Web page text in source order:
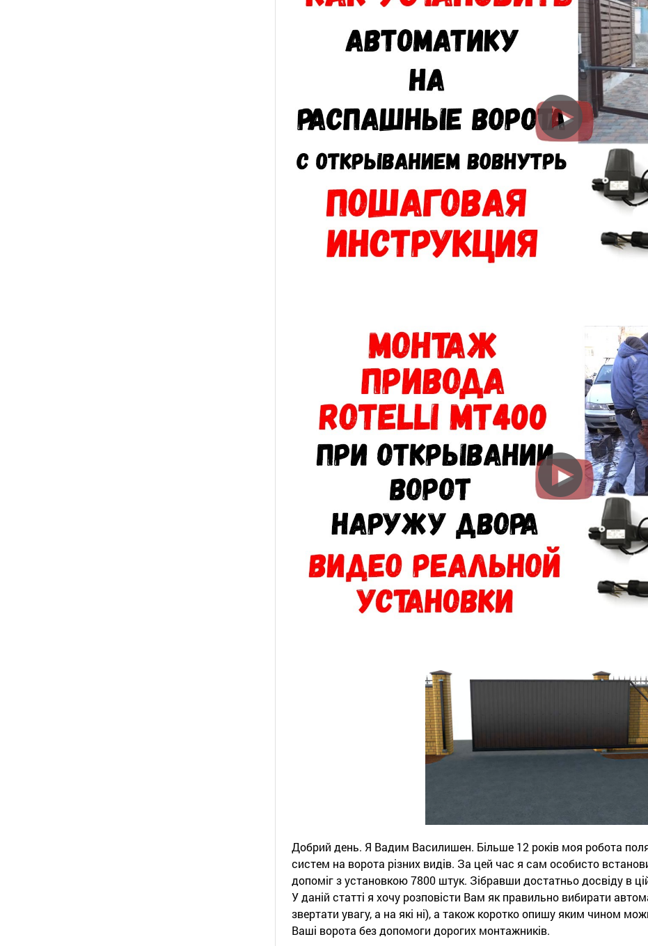
Добрий день. Я Вадим Василишен. Більше 12 років моя робота
систем на ворота різних видів. За цей час я сам особисто
допоміг з установкою 7800 штук. Зібравши достатньо досвіду в
У даній статті я хочу розповісти Вам як правильно вибирати
звертати увагу, а на які ні), а також коротко опишу яким чином
Ваші ворота без допомоги дорогих монтажників.